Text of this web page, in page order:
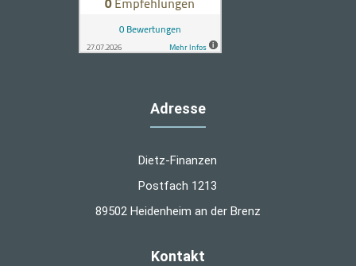
Adresse
Dietz-Finanzen
Postfach 1213
89502 Heidenheim an der Brenz
Kontakt